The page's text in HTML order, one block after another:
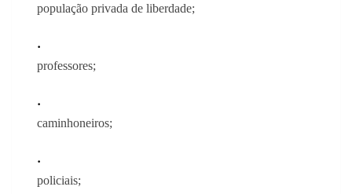
população privada de liberdade;
professores;
caminhoneiros;
policiais;